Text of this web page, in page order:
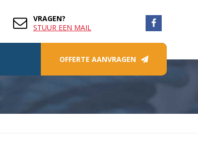
VRAGEN?
STUUR EEN MAIL
OFFERTE AANVRAGEN